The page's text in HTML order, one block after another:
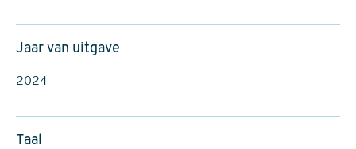
Jaar van uitgave
2024
Taal